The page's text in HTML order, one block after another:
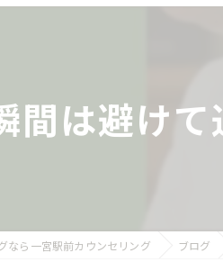
は避けて
なら一宮駅前カウンセリング ブログ